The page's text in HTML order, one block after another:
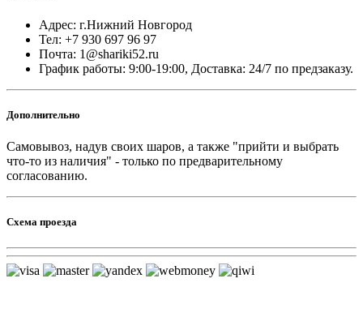
Адрес: г.Нижний Новгород
Тел: +7 930 697 96 97
Почта: 1@shariki52.ru
График работы: 9:00-19:00, Доставка: 24/7 по предзаказу.
Дополнительно
Самовывоз, надув своих шаров, а также "прийти и выбрать
что-то из наличия" - только по предварительному
согласованию.
Схема проезда